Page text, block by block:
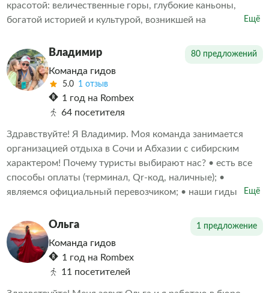
красотой: величественные горы, глубокие каньоны,
богатой историей и культурой, возникшей на
Вас открыть для себя эту жемчужину Кавказа,
почувствовать дух приключений и узнать то, о чём
многие даже не догадывались.
Ещё
Владимир 80 предложений
Команда гидов
5.0 1 отзыв
1 год на Rombex
64 посетителя
Здравствуйте! Я Владимир. Моя команда занимается
организацией отдыха в Сочи и Абхазии с сибирским
характером! Почему туристы выбирают нас? • есть все
способы оплаты (терминал, Qr-код, наличные); •
являемся официальный перевозчиком; • наши гиды
диспетчерская служба; • водители проходят
ежедневный врачебный осмотр на допуск к управлению
транспортом; • мы сами проехали все маршруты и
готовы поделиться яркими впечатлениями.
Путешествуйте с нами и получите незабываемые
Ещё
Ольга 1 предложение
Команда гидов
1 год на Rombex
11 посетителей